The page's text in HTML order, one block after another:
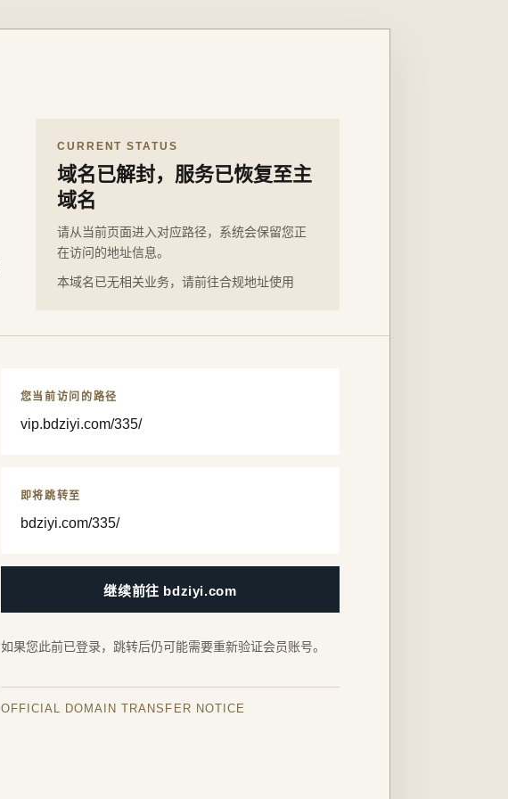
CURRENT STATUS
域名已解封，服务已恢复至主
域名
请从当前页面进入对应路径，系统会保留您正
在访问的地址信息。
本域名已无相关业务，请前往合规地址使用
您当前访问的路径
vip.bdziyi.com/335/
即将跳转至
bdziyi.com/335/
继续前往 bdziyi.com
如果您此前已登录，跳转后仍可能需要重新验证会员账号。
OFFICIAL DOMAIN TRANSFER NOTICE